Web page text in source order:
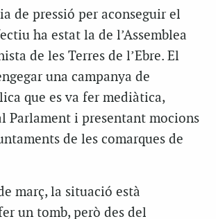
de pressió per aconseguir el
ha estat la de l’Assemblea
de les Terres de l’Ebre. El
una campanya de
que es va fer mediàtica,
Parlament i presentant mocions
de les comarques de
març, la situació està
un tomb, però des del